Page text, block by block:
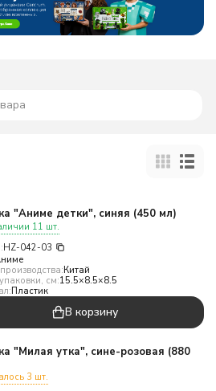
"Аниме детки", синяя (450 мл)
11 шт.
HZ-042-03
Китай
см:15.5×8.5×8.5
Пластик
В корзину
"Милая утка", сине-розовая (880
3 шт.